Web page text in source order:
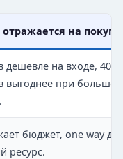
отражается на
дешевле на входе, 40 и
выгоднее при
бюджет, one way
ресурс.